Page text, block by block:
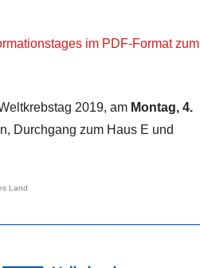
im PDF-Format zum
2019, am Montag, 4.
Durchgang zum Haus E und
Land